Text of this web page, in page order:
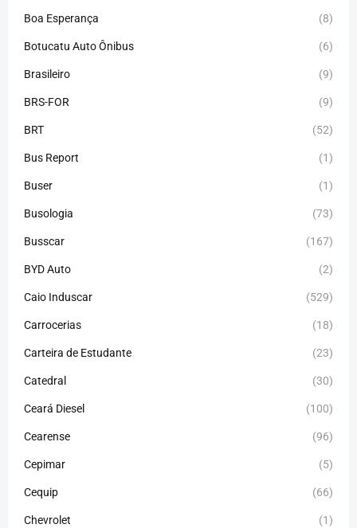
Boa Esperança (8)
Botucatu Auto Ônibus (6)
Brasileiro (9)
BRS-FOR (9)
BRT (52)
Bus Report (1)
Buser (1)
Busologia (73)
Busscar (167)
BYD Auto (2)
Caio Induscar (529)
Carrocerias (18)
Carteira de Estudante (23)
Catedral (30)
Ceará Diesel (100)
Cearense (96)
Cepimar (5)
Cequip (66)
Chevrolet (1)